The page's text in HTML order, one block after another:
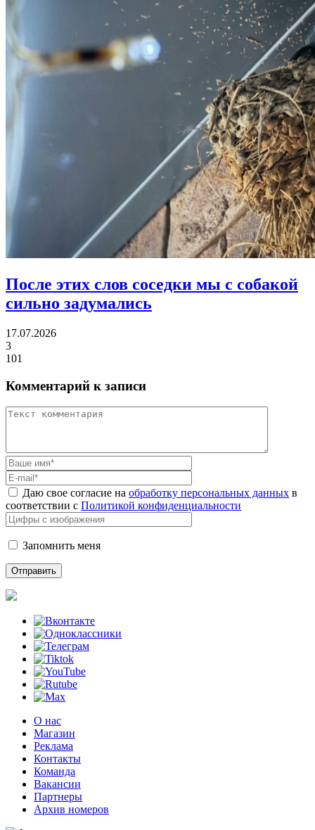
После этих слов соседки мы с собакой
сильно задумались
17.07.2026
3
101
Комментарий к записи
Даю свое согласие на обработку персональных данных в
соответствии с Политикой конфиденциальности
Запомнить меня
О нас
Магазин
Реклама
Контакты
Команда
Вакансии
Партнеры
Архив номеров